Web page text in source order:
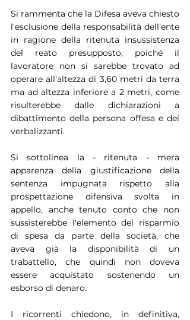
Si rammenta che la Difesa aveva chiesto
l'esclusione della responsabilità dell'ente
in ragione della ritenuta insussistenza
del reato presupposto, poiché il
lavoratore non si sarebbe trovato ad
operare all'altezza di 3,60 metri da terra
ma ad altezza inferiore a 2 metri, come
risulterebbe dalle dichiarazioni a
dibattimento della persona offesa e dei
verbalizzanti.
Si sottolinea la - ritenuta - mera
apparenza della giustificazione della
sentenza impugnata rispetto alla
prospettazione difensiva svolta in
appello, anche tenuto conto che non
sussisterebbe l'elemento del risparmio
di spesa da parte della società, che
aveva già la disponibilità di un
trabattello, che quindi non doveva
essere acquistato sostenendo un
esborso di denaro.
I ricorrenti chiedono, in definitiva,